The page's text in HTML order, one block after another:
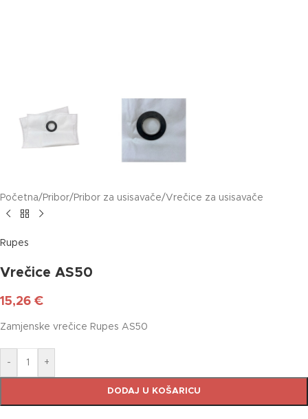
Početna/ Pribor/ Pribor za usisavače/Vrečice za usisavače
Rupes
Vrečice AS50
15,26 €
Zamjenske vrečice Rupes AS50
- +
DODAJ U KOŠARICU